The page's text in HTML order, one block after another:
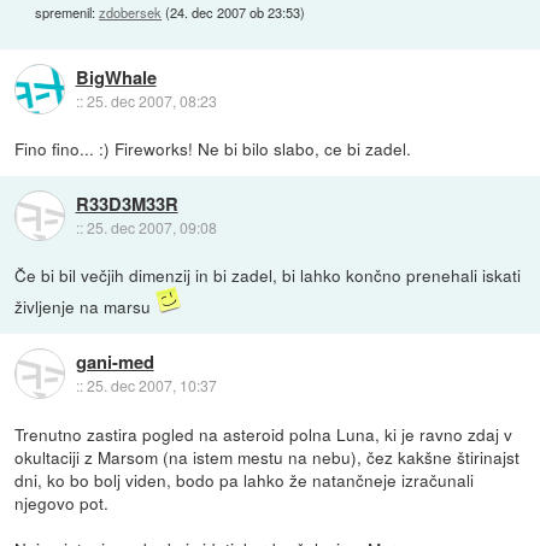
spremenil:zdobersek (24. dec 2007 ob 23:53)
BigWhale
::25. dec 2007, 08:23
Fino fino... :) Fireworks! Ne bi bilo slabo, ce bi zadel.
R33D3M33R
::25. dec 2007, 09:08
Če bi bil večjih dimenzij in bi zadel, bi lahko končno prenehali iskati
življenje na marsu
gani-med
::25. dec 2007, 10:37
Trenutno zastira pogled na asteroid polna Luna, ki je ravno zdaj v
okultaciji z Marsom (na istem mestu na nebu), čez kakšne štirinajst
dni, ko bo bolj viden, bodo pa lahko že natančneje izračunali
njegovo pot.